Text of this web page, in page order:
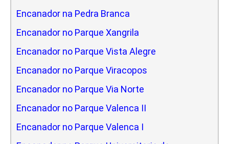
Encanador na Pedra Branca
Encanador no Parque Xangrila
Encanador no Parque Vista Alegre
Encanador no Parque Viracopos
Encanador no Parque Via Norte
Encanador no Parque Valenca II
Encanador no Parque Valenca I